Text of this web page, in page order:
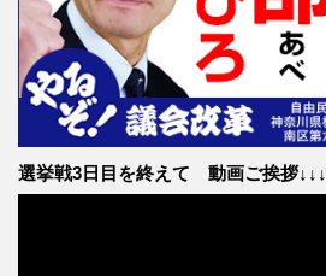
選挙戦3日目を終えて 動画ご挨拶↓↓↓